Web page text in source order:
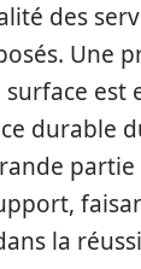
des
Une
est
durable
partie
la